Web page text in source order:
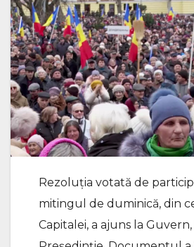
Rezoluția votată de
mitingul de duminică, din
Capitalei, a ajuns la